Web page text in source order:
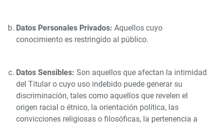
Datos Personales Privados: Aquellos cuyo
conocimiento es restringido al público.
Datos Sensibles: Son aquellos que afectan la intimidad
del Titular o cuyo uso indebido puede generar su
discriminación, tales como aquellos que revelen el
origen racial o étnico, la orientación política, las
convicciones religiosas o filosóficas, la pertenencia a